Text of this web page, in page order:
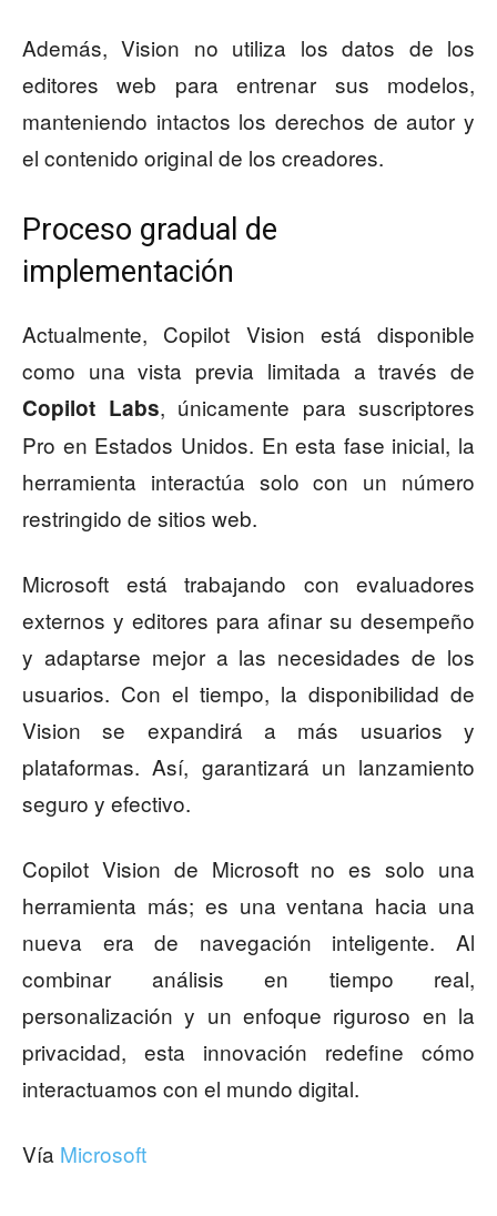
Además, Vision no utiliza los datos de los
editores web para entrenar sus modelos,
manteniendo intactos los derechos de autor y
el contenido original de los creadores.
Proceso gradual de
implementación
Actualmente, Copilot Vision está disponible
como una vista previa limitada a través de
Copilot Labs, únicamente para suscriptores
Pro en Estados Unidos. En esta fase inicial, la
herramienta interactúa solo con un número
restringido de sitios web.
Microsoft está trabajando con evaluadores
externos y editores para afinar su desempeño
y adaptarse mejor a las necesidades de los
usuarios. Con el tiempo, la disponibilidad de
Vision se expandirá a más usuarios y
plataformas. Así, garantizará un lanzamiento
seguro y efectivo.
Copilot Vision de Microsoft no es solo una
herramienta más; es una ventana hacia una
nueva era de navegación inteligente. Al
combinar análisis en tiempo real,
personalización y un enfoque riguroso en la
privacidad, esta innovación redefine cómo
interactuamos con el mundo digital.
Vía Microsoft